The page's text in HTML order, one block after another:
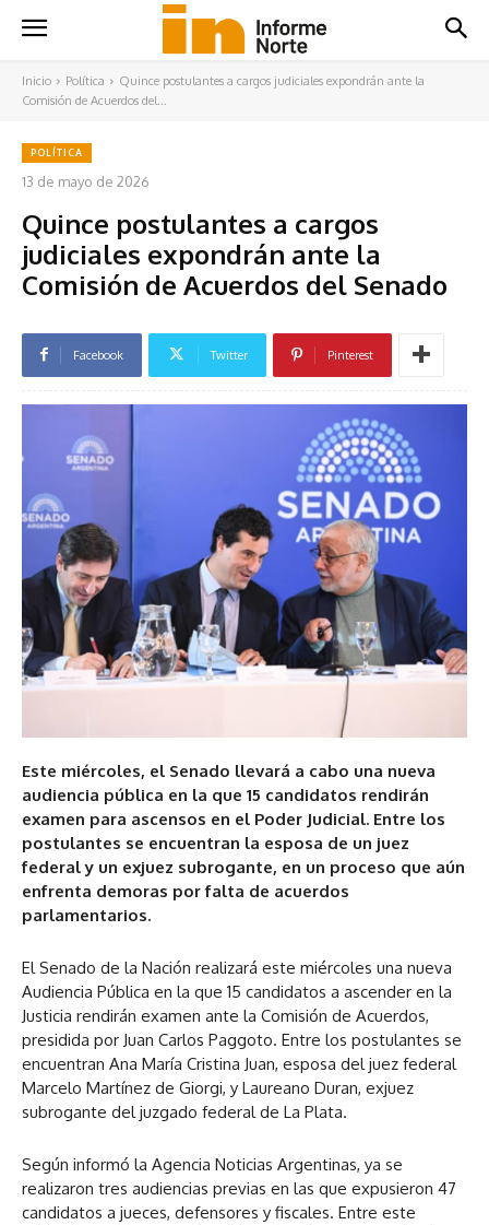
Inicio Política
Quince postulantes a cargos judiciales expondrán ante la
Comisión de Acuerdos del...
POLÍTICA
13 de mayo de 2026
Quince postulantes a cargos
judiciales expondrán ante la
Comisión de Acuerdos del Senado
Facebook Twitter Pinterest
Este miércoles, el Senado llevará a cabo una nueva
audiencia pública en la que 15 candidatos rendirán
examen para ascensos en el Poder Judicial. Entre los
postulantes se encuentran la esposa de un juez
federal y un exjuez subrogante, en un proceso que aún
enfrenta demoras por falta de acuerdos
parlamentarios.
El Senado de la Nación realizará este miércoles una nueva
Audiencia Pública en la que 15 candidatos a ascender en la
Justicia rendirán examen ante la Comisión de Acuerdos,
presidida por Juan Carlos Paggoto. Entre los postulantes se
encuentran Ana María Cristina Juan, esposa del juez federal
Marcelo Martínez de Giorgi, y Laureano Duran, exjuez
subrogante del juzgado federal de La Plata.
Según informó la Agencia Noticias Argentinas, ya se
realizaron tres audiencias previas en las que expusieron 47
candidatos a jueces, defensores y fiscales. Entre este